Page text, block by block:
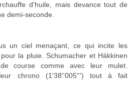
d'huile, mais devance tout de
demi-seconde.
un ciel menaçant, ce qui incite les
la pluie. Schumacher et Häkkinen
course comme avec leur mulet.
chrono (1'38''005''') tout à fait